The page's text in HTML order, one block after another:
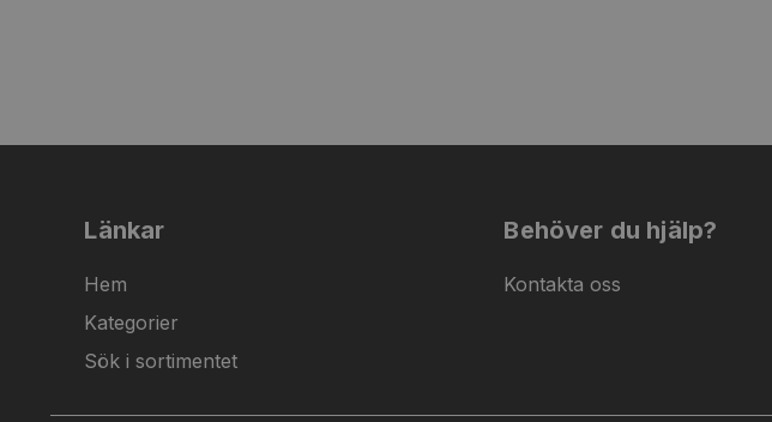
Länkar
Hem
Kategorier
Sök i sortimentet
Behöver du hjälp?
Kontakta oss